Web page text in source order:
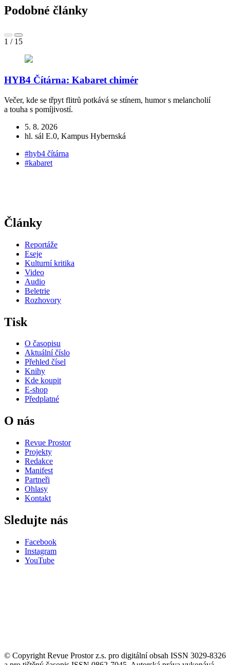
Podobné články
1 / 15
HYB4 Čítárna: Kabaret chimér
Večer, kde se třpyt flitrů potkává se stínem, humor s melancholií
a touha s pomíjivostí.
5. 8. 2026
hl. sál E.0, Kampus Hybernská
#hyb4 čítárna
#kabaret
Články
Reportáže
Eseje
Kulturní kritika
Video
Audio
Beletrie
Rozhovory
Tisk
O časopisu
Aktuální číslo
Přehled čísel
Knihy
Kde koupit
E-shop
Předplatné
O nás
Revue Prostor
Projekty
Redakce
Manifest
Partneři
Ohlasy
Kontakt
Sledujte nás
Facebook
Instagram
YouTube
© Copyright Revue Prostor z.s. pro digitální obsah ISSN 3029-8326